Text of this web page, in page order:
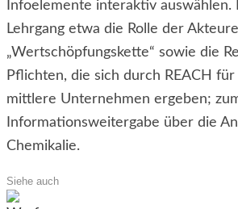
Infoelemente interaktiv
Lehrgang etwa die Rolle der
„Wertschöpfungskette“ sowie die
Pflichten, die sich durch REACH
mittlere Unternehmen ergeben;
Informationsweitergabe über die
Chemikalie.
Siehe auch